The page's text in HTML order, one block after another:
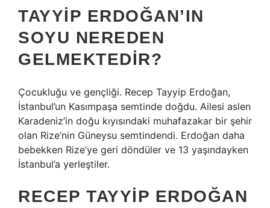
TAYYIP ERDOĞAN’IN
SOYU NEREDEN
GELMEKTEDIR?
Çocukluğu ve gençliği. Recep Tayyip Erdoğan,
İstanbul’un Kasımpaşa semtinde doğdu. Ailesi aslen
Karadeniz’in doğu kıyısındaki muhafazakar bir şehir
olan Rize’nin Güneysu semtindendi. Erdoğan daha
bebekken Rize’ye geri döndüler ve 13 yaşındayken
İstanbul’a yerleştiler.
RECEP TAYYIP ERDOĞAN